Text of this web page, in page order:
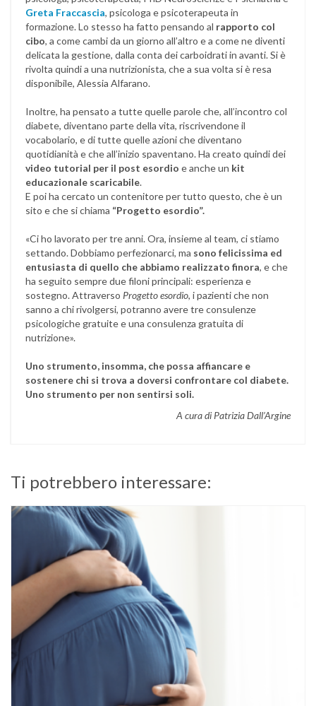
Greta Fraccascia, psicologa e psicoterapeuta in
formazione. Lo stesso ha fatto pensando al rapporto col
cibo, a come cambi da un giorno all’altro e a come ne diventi
delicata la gestione, dalla conta dei carboidrati in avanti. Si è
rivolta quindi a una nutrizionista, che a sua volta si è resa
disponibile, Alessia Alfarano.
Inoltre, ha pensato a tutte quelle parole che, all’incontro col
diabete, diventano parte della vita, riscrivendone il
vocabolario, e di tutte quelle azioni che diventano
quotidianità e che all’inizio spaventano. Ha creato quindi dei
video tutorial per il post esordio e anche un kit
educazionale scaricabile.
E poi ha cercato un contenitore per tutto questo, che è un
sito e che si chiama “Progetto esordio”.
«Ci ho lavorato per tre anni. Ora, insieme al team, ci stiamo
settando. Dobbiamo perfezionarci, ma sono felicissima ed
entusiasta di quello che abbiamo realizzato finora, e che
ha seguito sempre due filoni principali: esperienza e
sostegno. Attraverso Progetto esordio, i pazienti che non
sanno a chi rivolgersi, potranno avere tre consulenze
psicologiche gratuite e una consulenza gratuita di
nutrizione».
Uno strumento, insomma, che possa affiancare e
sostenere chi si trova a doversi confrontare col diabete.
Uno strumento per non sentirsi soli.
A cura di Patrizia Dall’Argine
Ti potrebbero interessare: